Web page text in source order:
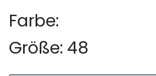
Farbe:
Größe: 48